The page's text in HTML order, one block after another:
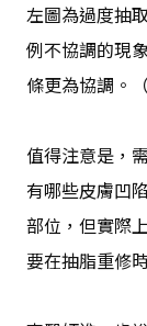
左圖為過度抽
例不協調的現
條更為協調。
值得注意是，
有哪些皮膚凹
部位，但實際
要在抽脂重修